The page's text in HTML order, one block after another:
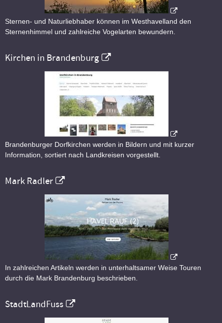
Sternen- und Naturliebhaber können im Westhavelland den
Sternenhimmel und zahlreiche Vogelarten bewundern.
Kirchen in Brandenburg
Brandenburger Dorfkirchen werden in Bildern und mit kurzer
Information, sortiert nach Landkreisen vorgestellt.
Mark Radler
In zahlreichen Artikeln werden in unterhaltsamer Weise Touren
durch die Mark Brandenburg beschrieben.
StadtLandFuss